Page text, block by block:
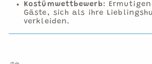
Kostümwettbewerb:
Gäste, sich als ihre
verkleiden.